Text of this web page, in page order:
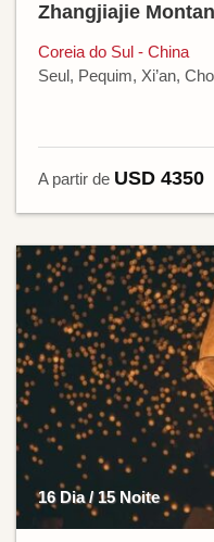
Zhangjiajie
Coreia do Sul - China
Seul, Pequim, Xi’an,
A partir de USD 4350
16 Dia / 15 Noite